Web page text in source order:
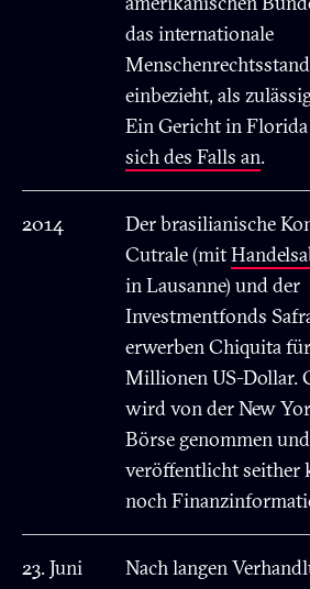
das internationale
einbezieht, als
Ein Gericht in Florida
sich des Falls an.
2014
Der brasilianische
Cutrale (mit
in Lausanne) und der
Investmentfonds
erwerben Chiquita
Millionen US-Dollar.
wird von der New
Börse genommen und
veröffentlicht seither
noch
23. Juni
Nach langen